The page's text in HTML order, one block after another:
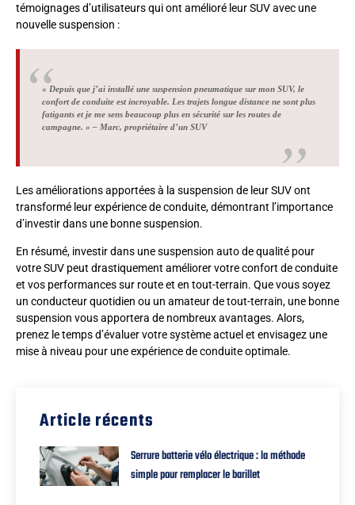
témoignages d’utilisateurs qui ont amélioré leur SUV avec une
nouvelle suspension :
« Depuis que j’ai installé une suspension pneumatique sur mon SUV, le
confort de conduite est incroyable. Les trajets longue distance ne sont plus
fatigants et je me sens beaucoup plus en sécurité sur les routes de
campagne. » – Marc, propriétaire d’un SUV
Les améliorations apportées à la suspension de leur SUV ont
transformé leur expérience de conduite, démontrant l’importance
d’investir dans une bonne suspension.
En résumé, investir dans une suspension auto de qualité pour
votre SUV peut drastiquement améliorer votre confort de conduite
et vos performances sur route et en tout-terrain. Que vous soyez
un conducteur quotidien ou un amateur de tout-terrain, une bonne
suspension vous apportera de nombreux avantages. Alors,
prenez le temps d’évaluer votre système actuel et envisagez une
mise à niveau pour une expérience de conduite optimale.
Article récents
Serrure batterie vélo électrique : la méthode
simple pour remplacer le barillet